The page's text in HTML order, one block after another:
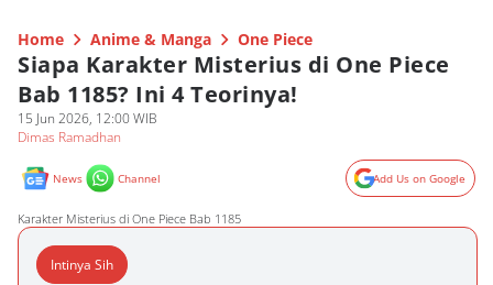
Home Anime & Manga One Piece
Siapa Karakter Misterius di One Piece
Bab 1185? Ini 4 Teorinya!
15 Jun 2026, 12:00 WIB
Dimas Ramadhan
News Channel Add Us on Google
Karakter Misterius di One Piece Bab 1185
Intinya Sih